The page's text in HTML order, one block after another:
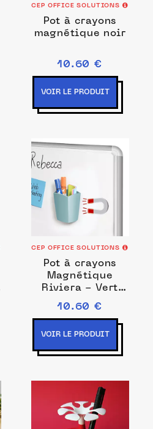
CEP OFFICE SOLUTIONS
Pot à crayons
magnétique noir
10.60 €
VOIR LE PRODUIT
CEP OFFICE SOLUTIONS
Pot à crayons
Magnétique
Riviera - Vert
d'eau
10.60 €
VOIR LE PRODUIT